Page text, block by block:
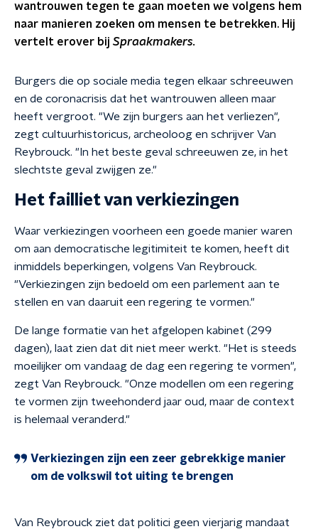
wantrouwen tegen te gaan moeten we volgens hem
naar manieren zoeken om mensen te betrekken. Hij
vertelt erover bij Spraakmakers.
Burgers die op sociale media tegen elkaar schreeuwen
en de coronacrisis dat het wantrouwen alleen maar
heeft vergroot. "We zijn burgers aan het verliezen",
zegt cultuurhistoricus, archeoloog en schrijver Van
Reybrouck. "In het beste geval schreeuwen ze, in het
slechtste geval zwijgen ze."
Het failliet van verkiezingen
Waar verkiezingen voorheen een goede manier waren
om aan democratische legitimiteit te komen, heeft dit
inmiddels beperkingen, volgens Van Reybrouck.
"Verkiezingen zijn bedoeld om een parlement aan te
stellen en van daaruit een regering te vormen."
De lange formatie van het afgelopen kabinet (299
dagen), laat zien dat dit niet meer werkt. "Het is steeds
moeilijker om vandaag de dag een regering te vormen",
zegt Van Reybrouck. "Onze modellen om een regering
te vormen zijn tweehonderd jaar oud, maar de context
is helemaal veranderd."
Verkiezingen zijn een zeer gebrekkige manier
om de volkswil tot uiting te brengen
Van Reybrouck ziet dat politici geen vierjarig mandaat